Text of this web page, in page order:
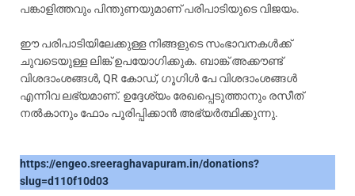
പങ്കാളിത്തവും പിന്തുണയുമാണ് പരിപാടിയുടെ വിജയം.
ഈ പരിപാടിയിലേക്കുള്ള നിങ്ങളുടെ സംഭാവനകൾക്ക്
ചുവടെയുള്ള ലിങ്ക് ഉപയോഗിക്കുക. ബാങ്ക് അക്കൗണ്ട്
വിശദാംശങ്ങൾ, QR കോഡ്, ഗൂഗിൾ പേ വിശദാംശങ്ങൾ
എന്നിവ ലഭ്യമാണ്. ഉദ്ദേശ്യം രേഖപ്പെടുത്താനും രസീത്
നൽകാനും ഫോം പൂരിപ്പിക്കാൻ അഭ്യർത്ഥിക്കുന്നു.
https://engeo.sreeraghavapuram.in/donations?
slug=d110f10d03